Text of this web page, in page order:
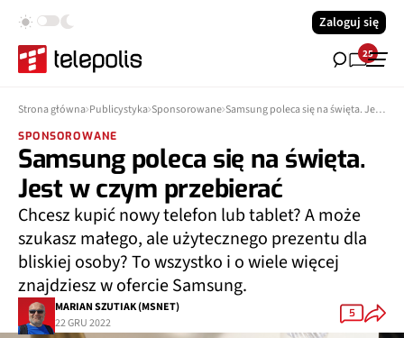
Zaloguj się
25
Strona główna Publicystyka Sponsorowane Samsung poleca się na święta. Jest w czym przebierać
SPONSOROWANE
Samsung poleca się na święta.
Jest w czym przebierać
Chcesz kupić nowy telefon lub tablet? A może
szukasz małego, ale użytecznego prezentu dla
bliskiej osoby? To wszystko i o wiele więcej
znajdziesz w ofercie Samsung.
MARIAN SZUTIAK (MSNET)
22 GRU 2022
5